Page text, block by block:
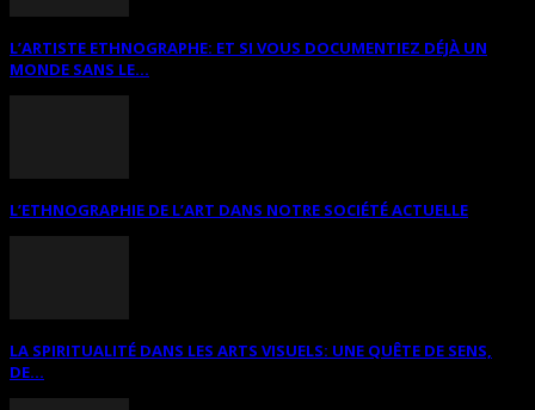
L’ARTISTE ETHNOGRAPHE: ET SI VOUS DOCUMENTIEZ DÉJÀ UN
MONDE SANS LE...
L’ETHNOGRAPHIE DE L’ART DANS NOTRE SOCIÉTÉ ACTUELLE
LA SPIRITUALITÉ DANS LES ARTS VISUELS: UNE QUÊTE DE SENS,
DE...